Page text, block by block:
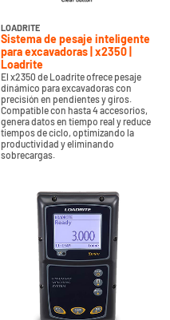
LOADRITE
Sistema de pesaje inteligente
para excavadoras | x2350 |
Loadrite
El x2350 de Loadrite ofrece pesaje
dinámico para excavadoras con
precisión en pendientes y giros.
Compatible con hasta 4 accesorios,
genera datos en tiempo real y reduce
tiempos de ciclo, optimizando la
productividad y eliminando
sobrecargas.